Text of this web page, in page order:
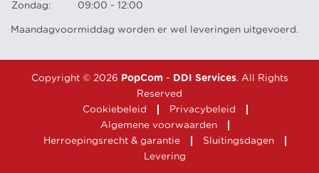
Zondag:
09:00 - 12:00
Maandagvoormiddag worden er wel leveringen uitgevoerd.
Copyright © 2026 PopCom - DDI Services. All Rights
Reserved
Cookiebeleid
Privacybeleid
Algemene voorwaarden
Herroepingsrecht & garantie
Sluitingsdagen
Levering